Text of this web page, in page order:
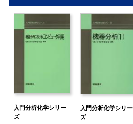
入門分析化学シリー
ズ
入門分析化学シリー
ズ